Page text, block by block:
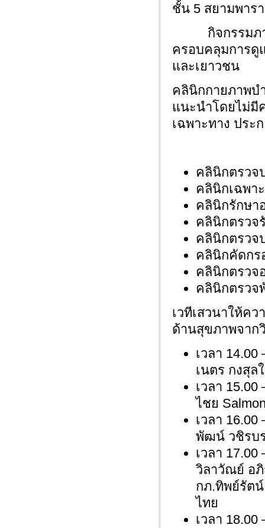
ชั้น 5 สยามพาร
กิจกรรมภาย
ครอบคลุมการดู
และเยาวชน
คลินิกกายภาพบ
แนะนำโดยไม่มี
เฉพาะทาง ประ
คลินิกตรวจ
คลินิกเฉพา
คลินิกรักษา
คลินิกตรวจ
คลินิกตรวจ
คลินิกคัดกร
คลินิกตรวจ
คลินิกตรวจ
เวทีเสวนาให้ค
ด้านสุขภาพจาก
เวลา
เนตร กงสุ
เวลา
ไชย
เวลา
พัฒน์ วชิรบ
เวลา
วิลาวัณย์ อ
กภ.ทิพย์รัต
ไทย
เวลา